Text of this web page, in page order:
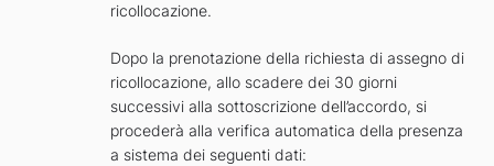
ricollocazione.
Dopo la prenotazione della richiesta di assegno di
ricollocazione, allo scadere dei 30 giorni
successivi alla sottoscrizione dell’accordo, si
procederà alla verifica automatica della presenza
a sistema dei seguenti dati: